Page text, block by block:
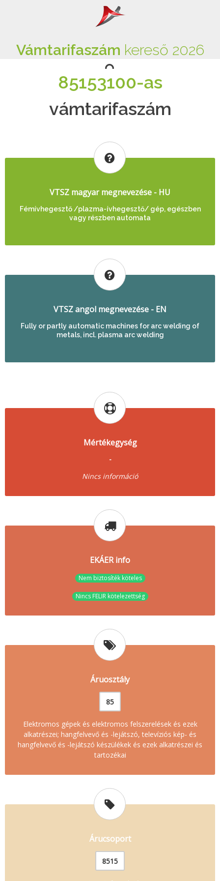
Vámtarifaszám kereső 2026
85153100-as
vámtarifaszám
VTSZ magyar megnevezése - HU
Fémívhegesztő /plazma-ívhegesztő/ gép, egészben
vagy részben automata
VTSZ angol megnevezése - EN
Fully or partly automatic machines for arc welding of
metals, incl. plasma arc welding
Mértékegység
-
Nincs információ
EKÁER info
Nem biztosíték köteles
Nincs FELIR kötelezettség
Áruosztály
85
Elektromos gépek és elektromos felszerelések és ezek
alkatrészei; hangfelvevő és -lejátszó, televíziós kép- és
hangfelvevő és -lejátszó készülékek és ezek alkatrészei és
tartozékai
Árucsoport
8515